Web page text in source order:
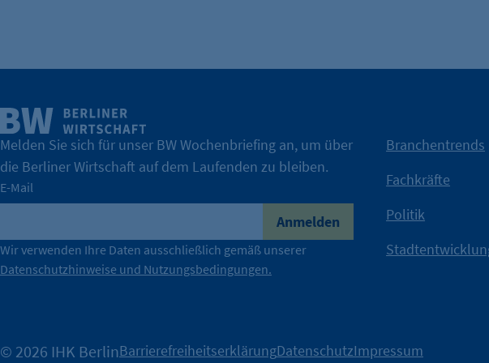
Anbieter:
CMS TYPO3
Cookie Laufzeit:
Session
Zweck:
Dieser
Cookie Laufzeit:
Melden Sie sich für unser BW Wochenbriefing an, um über
die Berliner Wirtschaft auf dem Laufenden zu bleiben.
E-Mail
Anmelden
Wir verwenden Ihre Daten ausschließlich gemäß unserer
Datenschutzhinweise und Nutzungsbedingungen.
Branchentrends
Fachkräfte
Politik
© 2026 IHK BerlinBarrierefreiheitserklärungDatenschutzImpressum